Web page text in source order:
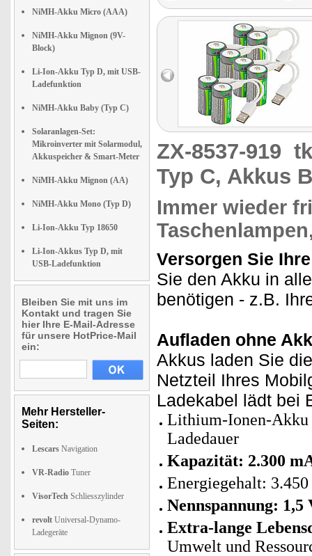
NiMH-Akku Micro (AAA)
NiMH-Akku Mignon (9V-
Block)
Li-Ion-Akku Typ D, mit USB-
Ladefunktion
NiMH-Akku Baby (Typ C)
Solaranlagen-Set:
Mikroinverter mit Solarmodul,
Akkuspeicher & Smart-Meter
NiMH-Akku Mignon (AA)
NiMH-Akku Mono (Typ D)
Li-Ion-Akku Typ 18650
Li-Ion-Akkus Typ D, mit
USB-Ladefunktion
Bleiben Sie mit uns im
Kontakt und tragen Sie
hier Ihre E-Mail-Adresse
für unsere HotPrice-Mail
ein:
Mehr Hersteller-
Seiten:
Lescars Navigation
VR-Radio Tuner
VisorTech Schliesszylinder
revolt Universal-Dynamo-
Ladegeräte
ZX-8537-919
Typ C, Akkus
Immer wieder
Versorgen Sie
Sie den Akku in
benötigen - z.B.
Aufladen ohne
Akkus laden Sie
Netzteil Ihres
Ladekabel lädt bei
Lithium-Ionen-
Ladedauer
Kapazität: 2.300
Energiegehalt:
Nennspannung: 1,5
Extra-lange
Umwelt und